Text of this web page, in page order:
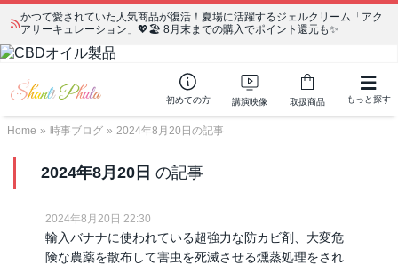
かつて愛されていた人気商品が復活！夏場に活躍するジェルクリーム「アク
アサーキュレーション」💖🏖️ 8月末までの購入でポイント還元も✨
初めての方 講演映像 取扱商品 もっと探す
Home » 時事ブログ » 2024年8月20日の記事
2024年8月20日 の記事
2024年8月20日 22:30
輸入バナナに使われている超強力な防カビ剤、大変危
険な農薬を散布して害虫を死滅させる燻蒸処理をされ